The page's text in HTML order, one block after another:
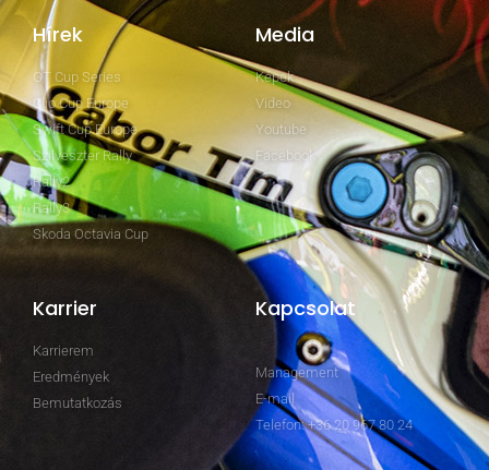
Hírek
GT Cup Series
Clio Cup Europe
Swift Cup Europe
Szilveszter Rally
Rally2
Rally3
Skoda Octavia Cup
Media
Képek
Video
Youtube
Facebook
Karrier
Karrierem
Eredmények
Bemutatkozás
Kapcsolat
Management
E-mail
Telefon: +36 20 967 80 24